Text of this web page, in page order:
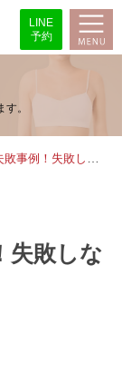
LINE
予約
しないクリニックの選び方
失敗しな